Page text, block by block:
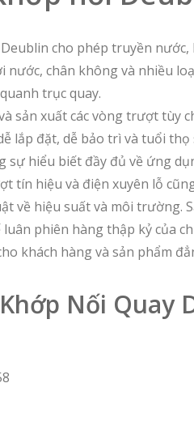
cho phép truyền
nước, chân không và nhiều
trục quay.
sản xuất các vòng trượt tùy
lắp đặt, dễ bảo trì và tuổi
sự hiểu biết đầy đủ về ứng
tín hiệu và điện xuyên lỗ
về hiệu suất và môi trường.
phiên hàng thập kỷ của
khách hàng và sản phẩm
Nối Quay